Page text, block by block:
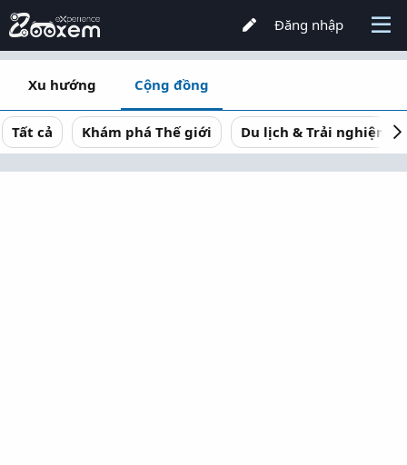
Đăng nhập
Xu hướng Cộng đồng
Tất cả Khám phá Thế giới Du lịch & Trải nghiệm